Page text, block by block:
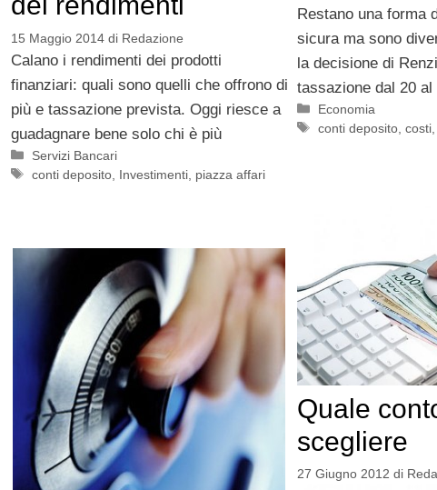
Restano una forma
sicura ma sono
la decisione di
tassazione dal 20 al
Categorie
Economia
Tag
conti deposito ,costi
15 Maggio 2014 di Redazione
Calano i rendimenti dei prodotti
finanziari: quali sono quelli che offrono di
più e tassazione prevista. Oggi riesce a
guadagnare bene solo chi è più
Categorie
Servizi Bancari
Tag
conti deposito Investimenti piazza affari
Quale
scegliere
27 Giugno 2012 di